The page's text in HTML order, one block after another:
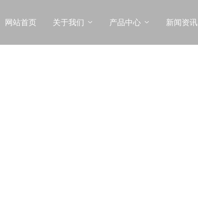
网站首页 关于我们 产品中心 新闻资讯